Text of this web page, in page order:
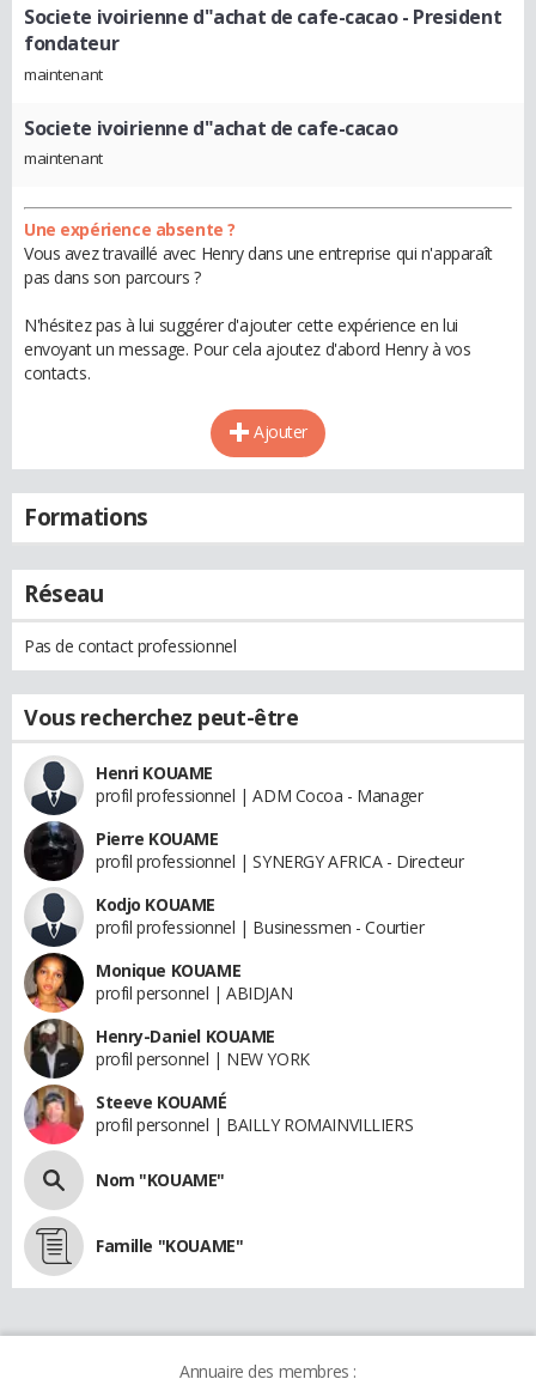
Societe ivoirienne d"achat de cafe-cacao- President
fondateur
maintenant
Societe ivoirienne d"achat de cafe-cacao
maintenant
Une expérience absente ?
Vous avez travaillé avec Henry dans une entreprise qui n'apparaît
pas dans son parcours ?
N'hésitez pas à lui suggérer d'ajouter cette expérience en lui
envoyant un message. Pour cela ajoutez d'abord Henry à vos
contacts.
Ajouter
Formations
Réseau
Pas de contact professionnel
Vous recherchez peut-être
Henri KOUAME
profil professionnel | ADM Cocoa - Manager
Pierre KOUAME
profil professionnel | SYNERGY AFRICA - Directeur
Kodjo KOUAME
profil professionnel | Businessmen - Courtier
Monique KOUAME
profil personnel | ABIDJAN
Henry-Daniel KOUAME
profil personnel | NEW YORK
Steeve KOUAMÉ
profil personnel | BAILLY ROMAINVILLIERS
Nom "KOUAME"
Famille "KOUAME"
Annuaire des membres :